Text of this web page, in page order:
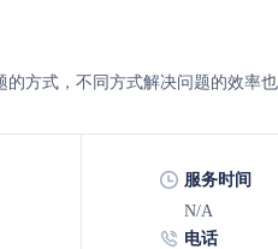
的方式，不同方式解决问题的效率
服务时间
N/A
电话